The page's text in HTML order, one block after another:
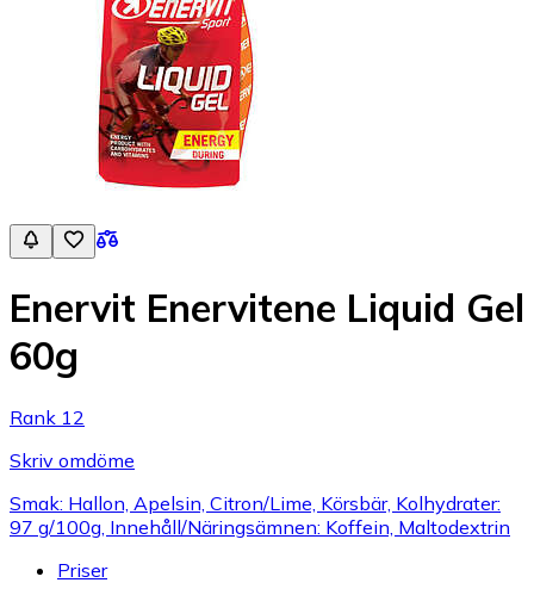
Enervit Enervitene Liquid Gel
60g
Rank 12
Skriv omdöme
Smak: Hallon, Apelsin, Citron/Lime, Körsbär, Kolhydrater:
97 g/100g, Innehåll/Näringsämnen: Koffein, Maltodextrin
Priser